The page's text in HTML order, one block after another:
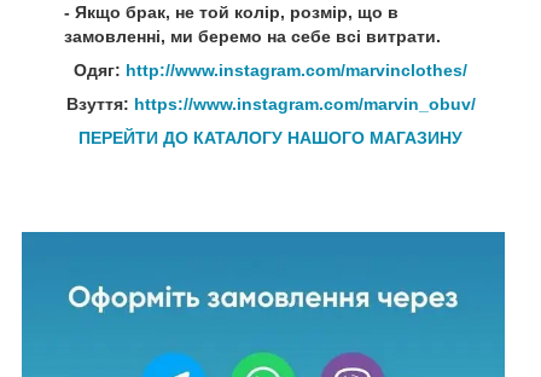
- Якщо брак, не той колір, розмір, що в
замовленні, ми беремо на себе всі витрати.
Одяг: http://www.instagram.com/marvinclothes/
Взуття: https://www.instagram.com/marvin_obuv/
ПЕРЕЙТИ ДО КАТАЛОГУ НАШОГО МАГАЗИНУ